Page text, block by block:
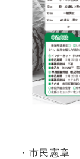
・市民憲章